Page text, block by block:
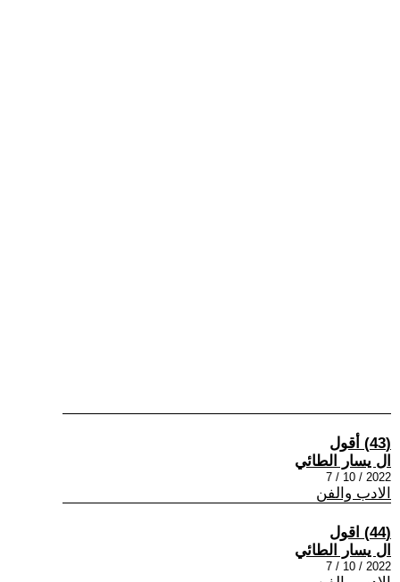
(43) أقول
ال يسار الطائي
2022 / 10 / 7
الادب والفن
(44) اقول
ال يسار الطائي
2022 / 10 / 7